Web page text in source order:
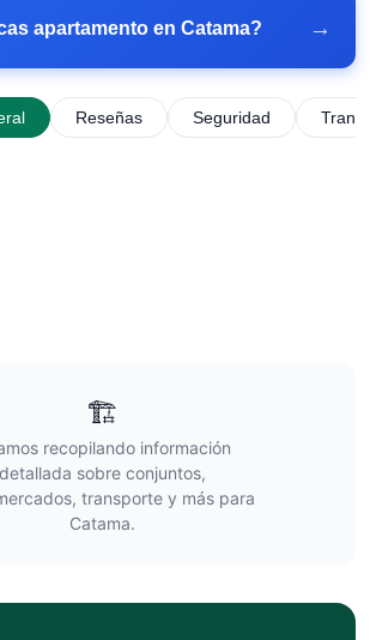
apartamento en Catama? →
Reseñas Seguridad
🏗️
recopilando información
detallada sobre conjuntos,
transporte y más para
Catama.